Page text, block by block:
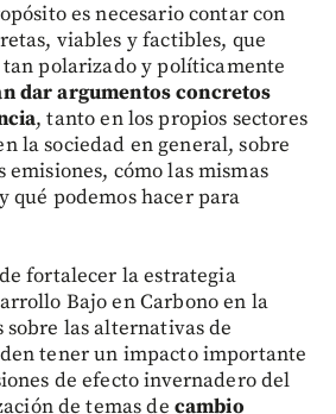
es necesario contar con
viables y factibles, que
polarizado y políticamente
dar argumentos concretos
, tanto en los propios sectores
la sociedad en general, sobre
emisiones, cómo las mismas
qué podemos hacer para
fortalecer la estrategia
Bajo en Carbono en la
sobre las alternativas de
tener un impacto importante
de efecto invernadero del
de temas de cambio